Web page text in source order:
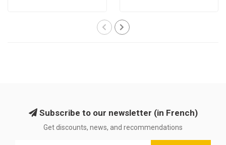
Subscribe to our newsletter (in French)
Get discounts, news, and recommendations